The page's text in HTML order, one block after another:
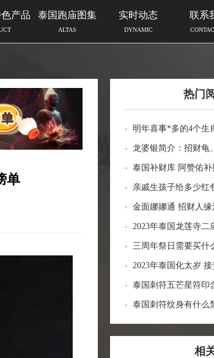
产品 泰国跑庙图集
ALTAS
实时动态
DYNAMIC
联系
单
热门
明年喜事*多的4个生
临门好事连连
龙婆银简介：招财龟
功效介绍
泰国补财库 阿赞佑
运财富
亲戚生孩子给多少红
风水讲究
金面娜娜通 招财人缘
2023年泰国龙莲寺二
贵人 补财库 佛历
三周年祭日需要买什
用品风水
2023年泰国化太岁
泰国刺符五芒星符印
泰国刺符纹身有什么
相